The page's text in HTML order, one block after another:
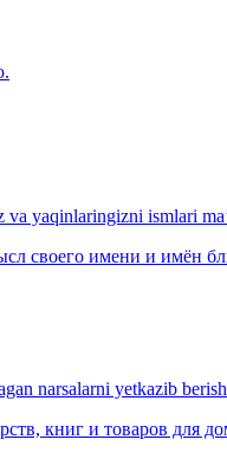
va yaqinlaringizni ismlari
своего имени и имён
narsalarni yetkazib
книг и товаров для